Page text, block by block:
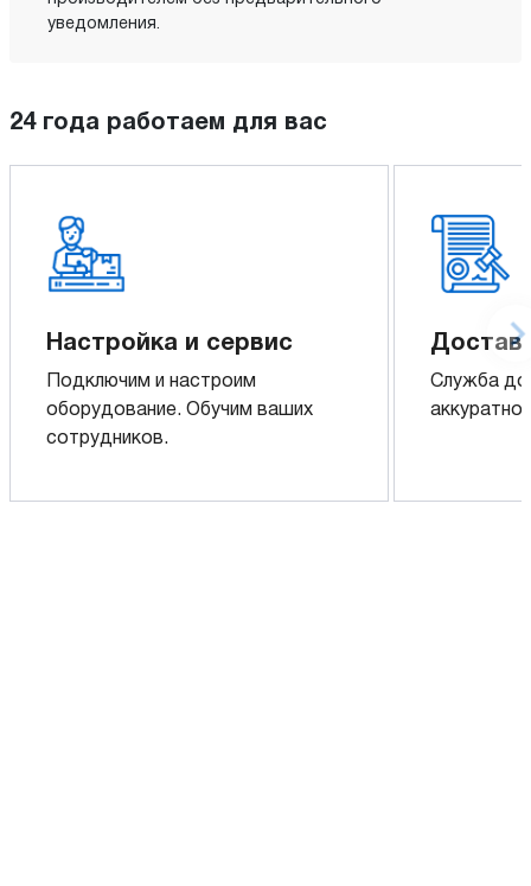
уведомления.
24 года работаем для вас
Настройка и сервис
Подключим и настроим
оборудование. Обучим ваших
сотрудников.
Служба
аккуратно